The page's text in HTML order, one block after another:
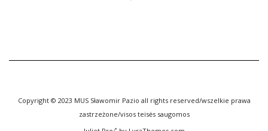
Copyright © 2023 MUS Sławomir Pazio all rights reserved/wszelkie prawa
zastrzeżone/visos teisės saugomos